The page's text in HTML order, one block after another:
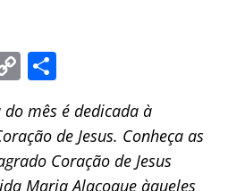
C
p
y
Li
h
ar
e
mês é dedicada à
de Jesus. Conheça as
Coração de Jesus
Maria Alacoque àqueles